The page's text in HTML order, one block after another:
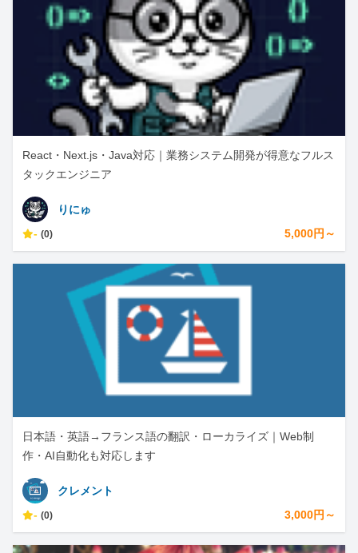
React・Next.js・Java対応｜業務システム開発が得意なフルス
タックエンジニア
りにゅ
- (0) 5,000円～
日本語・英語→フランス語の翻訳・ローカライズ｜Web制
作・AI自動化も対応します
クレメント
- (0) 3,000円～